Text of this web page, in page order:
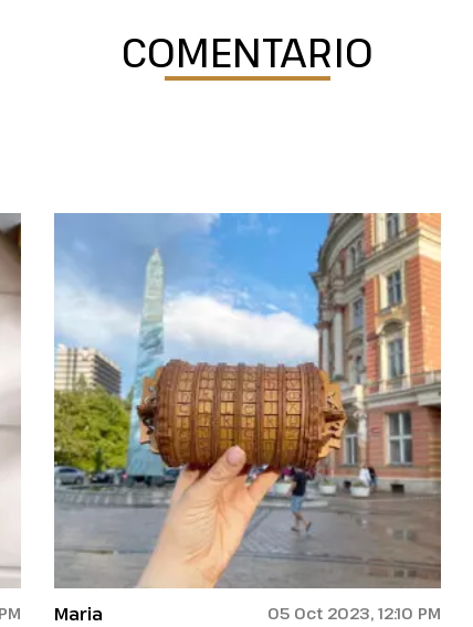
COMENTARIO
Maria 05 Oct 2023, 12:10 PM